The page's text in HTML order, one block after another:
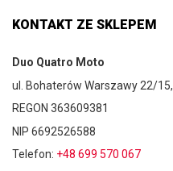
KONTAKT ZE SKLEPEM
Duo Quatro Moto
ul. Bohaterów Warszawy 22/
REGON 363609381
NIP 6692526588
Telefon: +48 699 570 067